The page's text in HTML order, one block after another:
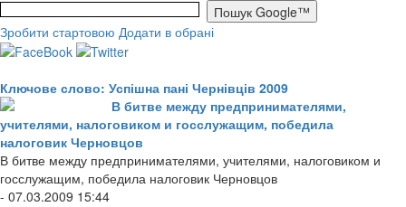
Зробити стартовою Додати в обрані
Ключове слово: Успішна пані Чернівців 2009
В битве между предпринимателями,
учителями, налоговиком и госслужащим, победила
налоговик Черновцов
В битве между предпринимателями, учителями, налоговиком и
госслужащим, победила налоговик Черновцов
- 07.03.2009 15:44